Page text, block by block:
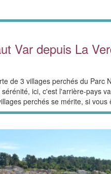
Var depuis La
de 3 villages perchés du
ici, c'est l'arrière-pays
perchés se mérite, si